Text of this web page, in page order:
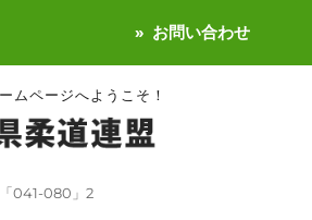
ムページへようこそ！
お問い合わせ
「041-080」2